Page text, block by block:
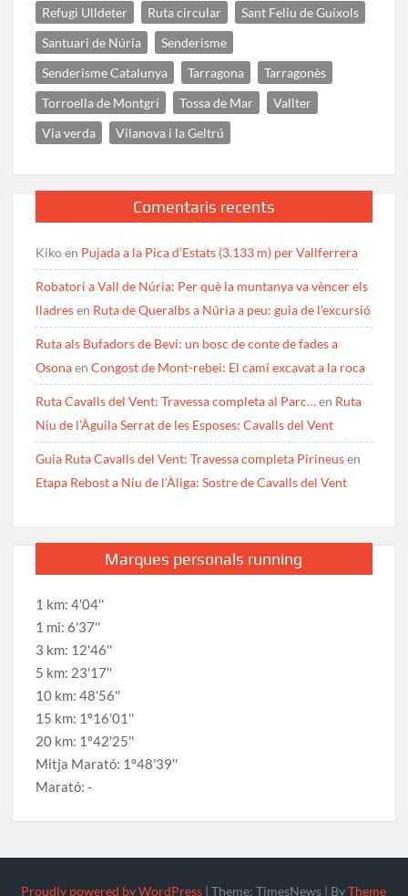
Refugi Ulldeter
Ruta circular
Sant Feliu de Guíxols
Santuari de Núria
Senderisme
Senderisme Catalunya
Tarragona
Tarragonès
Torroella de Montgrí
Tossa de Mar
Vallter
Via verda
Vilanova i la Geltrú
Comentaris recents
Kikoen Pujada a la Pica d’Estats (3.133 m) per Vallferrera
Robatori a Vall de Núria: Per què la muntanya va vèncer els
lladresen Ruta de Queralbs a Núria a peu: guia de l’excursió
Ruta als Bufadors de Beví: un bosc de conte de fades a
OsonaenCongost de Mont-rebei: El camí excavat a la roca
Ruta Cavalls del Vent: Travessa completa al Parc…en Ruta
Niu de l’Àguila Serrat de les Esposes: Cavalls del Vent
Guia Ruta Cavalls del Vent: Travessa completa Pirineusen
Etapa Rebost a Niu de l’Àliga: Sostre de Cavalls del Vent
Marques personals running
1 km: 4'04''
1 mi: 6'37''
3 km: 12'46''
5 km: 23'17''
10 km: 48'56''
15 km: 1º16'01''
20 km: 1º42'25''
Mitja Marató: 1º48'39''
Marató: -
Proudly powered by WordPress |Theme: TimesNews | ByTheme